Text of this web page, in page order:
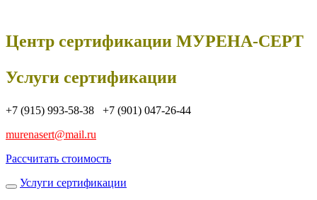
Центр сертификации МУРЕНА-СЕРТ
Услуги сертификации
+7 (915) 993-58-38 +7 (901) 047-26-44
murenasert@mail.ru
Рассчитать стоимость
Услуги сертификации